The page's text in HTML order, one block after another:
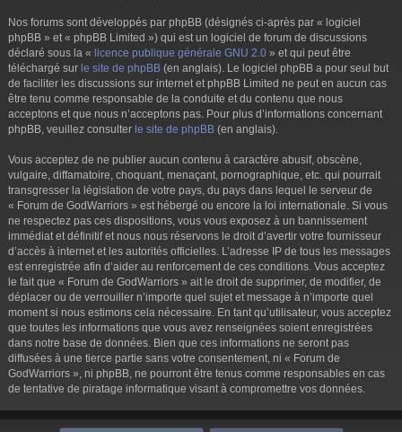
Nos forums sont développés par phpBB (désignés ci-après par « logiciel
phpBB » et « phpBB Limited ») qui est un logiciel de forum de discussions
déclaré sous la « licence publique générale GNU 2.0 » et qui peut être
téléchargé sur le site de phpBB (en anglais). Le logiciel phpBB a pour seul but
de faciliter les discussions sur internet et phpBB Limited ne peut en aucun cas
être tenu comme responsable de la conduite et du contenu que nous
acceptons et que nous n’acceptons pas. Pour plus d’informations concernant
phpBB, veuillez consulter le site de phpBB (en anglais).
Vous acceptez de ne publier aucun contenu à caractère abusif, obscène,
vulgaire, diffamatoire, choquant, menaçant, pornographique, etc. qui pourrait
transgresser la législation de votre pays, du pays dans lequel le serveur de
« Forum de GodWarriors » est hébergé ou encore la loi internationale. Si vous
ne respectez pas ces dispositions, vous vous exposez à un bannissement
immédiat et définitif et nous nous réservons le droit d’avertir votre fournisseur
d’accès à internet et les autorités officielles. L’adresse IP de tous les messages
est enregistrée afin d’aider au renforcement de ces conditions. Vous acceptez
le fait que « Forum de GodWarriors » ait le droit de supprimer, de modifier, de
déplacer ou de verrouiller n’importe quel sujet et message à n’importe quel
moment si nous estimons cela nécessaire. En tant qu’utilisateur, vous acceptez
que toutes les informations que vous avez renseignées soient enregistrées
dans notre base de données. Bien que ces informations ne seront pas
diffusées à une tierce partie sans votre consentement, ni « Forum de
GodWarriors », ni phpBB, ne pourront être tenus comme responsables en cas
de tentative de piratage informatique visant à compromettre vos données.